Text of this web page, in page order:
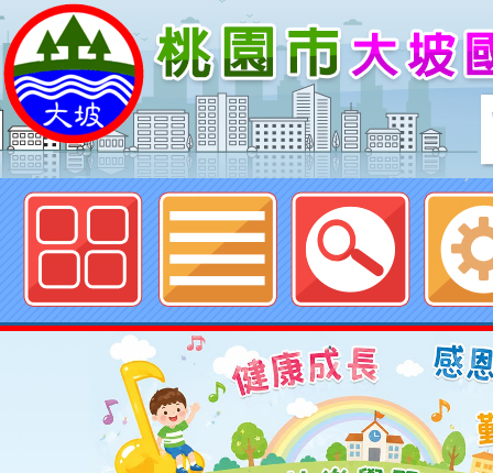
歡迎參觀：桃園市大坡國民小學網